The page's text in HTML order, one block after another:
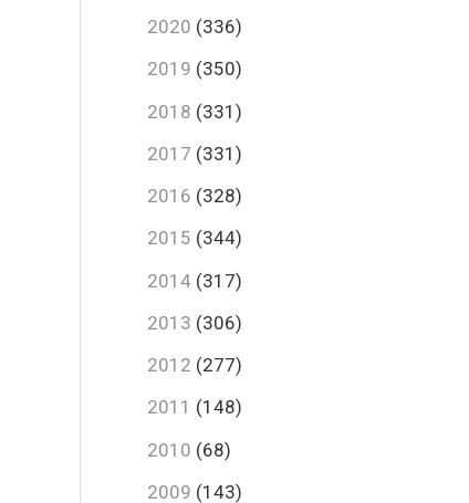
2020 (336)
2019 (350)
2018 (331)
2017 (331)
2016 (328)
2015 (344)
2014 (317)
2013 (306)
2012 (277)
2011 (148)
2010 (68)
2009 (143)